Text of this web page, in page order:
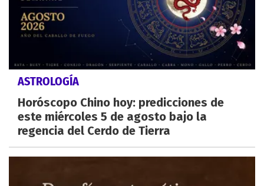
ASTROLOGÍA
Horóscopo Chino hoy: predicciones de
este miércoles 5 de agosto bajo la
regencia del Cerdo de Tierra